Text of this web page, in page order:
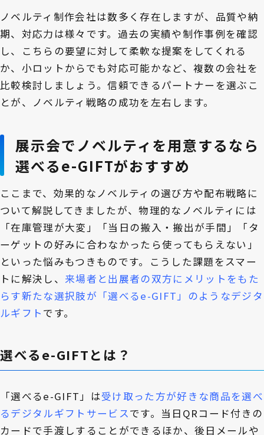
ノベルティ制作会社は数多く存在しますが、品質や納
期、対応力は様々です。過去の実績や制作事例を確認
し、こちらの要望に対して柔軟な提案をしてくれる
か、小ロットからでも対応可能かなど、複数の会社を
比較検討しましょう。信頼できるパートナーを選ぶこ
とが、ノベルティ戦略の成功を左右します。
展示会でノベルティを用意するなら
選べるe-GIFTがおすすめ
ここまで、効果的なノベルティの選び方や配布戦略に
ついて解説してきましたが、物理的なノベルティには
「在庫管理が大変」「当日の搬入・搬出が手間」「タ
ーゲットの好みに合わなかったら使ってもらえない」
といった悩みもつきものです。こうした課題をスマー
トに解決し、 来場者と出展者の双方にメリットをもた
らす新たな選択肢が「選べるe-GIFT」のようなデジタ
ルギフト です。
選べるe-GIFTとは？
「選べるe-GIFT」は受け取った方が好きな商品を選べ
るデジタルギフトサービスです。当日QRコード付きの
カードで手渡しすることができるほか、後日メールや